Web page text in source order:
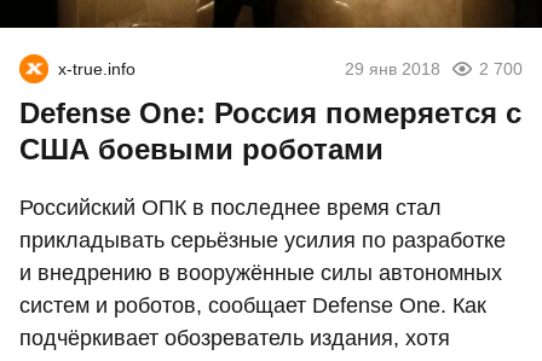
x-true.info 29 янв 2018 2 700
Defense One: Россия померяется с
США боевыми роботами
Российский ОПК в последнее время стал
прикладывать серьёзные усилия по разработке
и внедрению в вооружённые силы автономных
систем и роботов, сообщает Defense One. Как
подчёркивает обозреватель издания, хотя